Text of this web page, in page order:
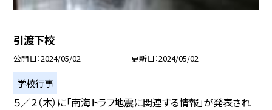
引渡下校
公開日 2024/05/02 更新日 2024/05/02
学校行事
５／２（木）に「南海トラフ地震に関連する情報」が発表され